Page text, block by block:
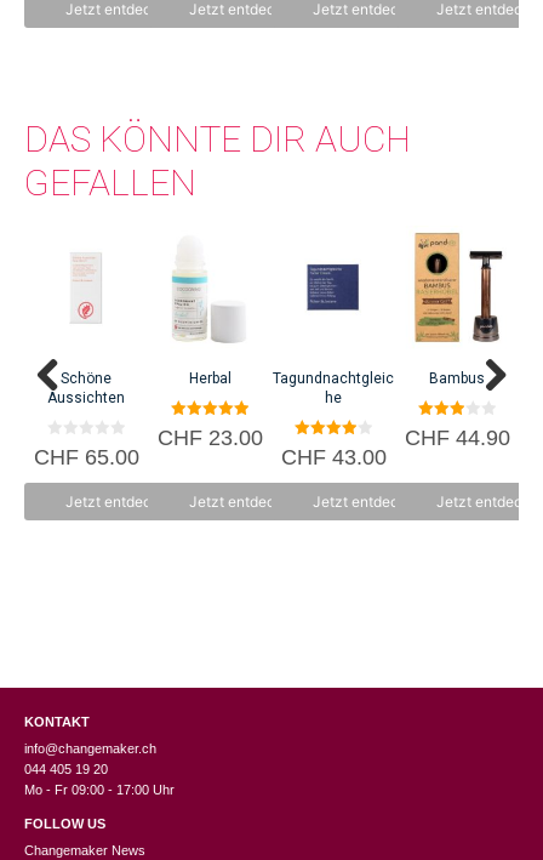
Jetzt entdecken Jetzt entdecken Jetzt entdecken Jetzt
DAS KÖNNTE DIR AUCH
GEFALLEN
Schöne
Aussichten
0
v
CHF65.00
Jetzt entdecken
Herbal
5.00
von 5
CHF23.00
Jetzt entdecken
Tagundnachtgleic
he
4.00
von 5
CHF43.00
Jetzt entdecken
Bambus
3.00
von 5
CHF44.90
Jetzt
KONTAKT
info@changemaker.ch
044 405 19 20
Mo - Fr 09:00 - 17:00 Uhr
FOLLOW US
Changemaker News